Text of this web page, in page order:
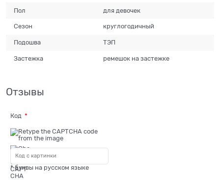
Пол для девочек
Сезон круглогодичный
Подошва ТЭП
Застежка ремешок на застежке
Отзывы
Код
* буквы на русском языке